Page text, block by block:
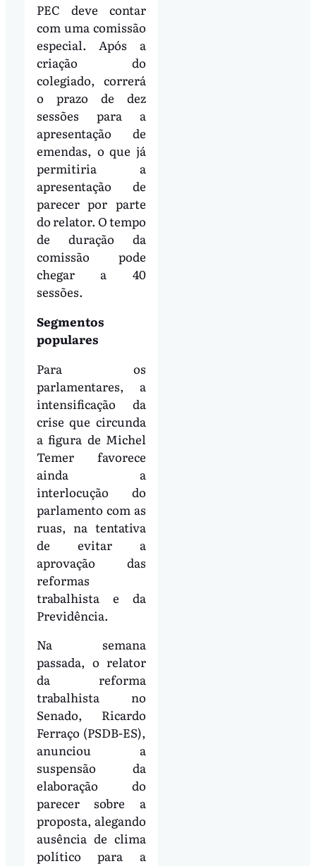
PEC deve contar
com uma comissão
especial. Após a
criação do
colegiado, correrá
o prazo de dez
sessões para a
apresentação de
emendas, o que já
permitiria a
apresentação de
parecer por parte
do relator. O tempo
de duração da
comissão pode
chegar a 40
sessões.
Segmentos
populares
Para os
parlamentares, a
intensificação da
crise que circunda
a figura de Michel
Temer favorece
ainda a
interlocução do
parlamento com as
ruas, na tentativa
de evitar a
aprovação das
reformas
trabalhista e da
Previdência.
Na semana
passada, o relator
da reforma
trabalhista no
Senado, Ricardo
Ferraço (PSDB-ES),
anunciou a
suspensão da
elaboração do
parecer sobre a
proposta, alegando
ausência de clima
político para a